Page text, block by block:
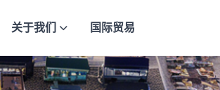
关于我们 国际贸易